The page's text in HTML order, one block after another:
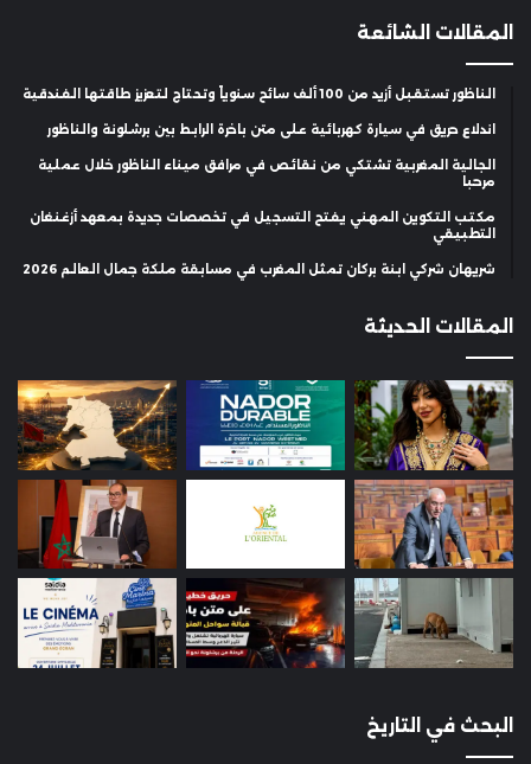
المقالات الشائعة
الناظور تستقبل أزيد من 100 ألف سائح سنوياً وتحتاج لتعزيز طاقتها الفندقية
اندلاع حريق في سيارة كهربائية على متن باخرة الرابط بين برشلونة والناظور
الجالية المغربية تشتكي من نقائص في مرافق ميناء الناظور خلال عملية
مرحبا
مكتب التكوين المهني يفتح التسجيل في تخصصات جديدة بمعهد أزغنغان
التطبيقي
شريهان شركي ابنة بركان تمثل المغرب في مسابقة ملكة جمال العالم 2026
المقالات الحديثة
البحث في التاريخ